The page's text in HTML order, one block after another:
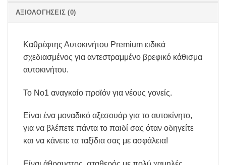
ΑΞΙΟΛΟΓΉΣΕΙΣ (0)
Καθρέφτης Αυτοκινήτου Premium ειδικά
σχεδιασμένος για αντεστραμμένο βρεφικό κάθισμα
αυτοκινήτου.
Το Νο1 αναγκαίο προϊόν για νέους γονείς.
Είναι ένα μοναδικό αξεσουάρ για το αυτοκίνητο,
για να βλέπετε πάντα το παιδί σας όταν οδηγείτε
και να κάνετε τα ταξίδια σας με ασφάλεια!